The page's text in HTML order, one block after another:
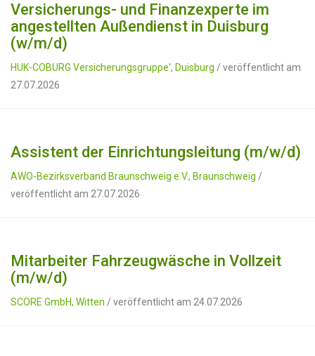
Versicherungs- und Finanzexperte im
angestellten Außendienst in Duisburg
(w/m/d)
HUK-COBURG Versicherungsgruppe', Duisburg / veröffentlicht am
27.07.2026
Assistent der Einrichtungsleitung (m/w/d)
AWO-Bezirksverband Braunschweig e.V., Braunschweig /
veröffentlicht am 27.07.2026
Mitarbeiter Fahrzeugwäsche in Vollzeit
(m/w/d)
SCORE GmbH, Witten / veröffentlicht am 24.07.2026